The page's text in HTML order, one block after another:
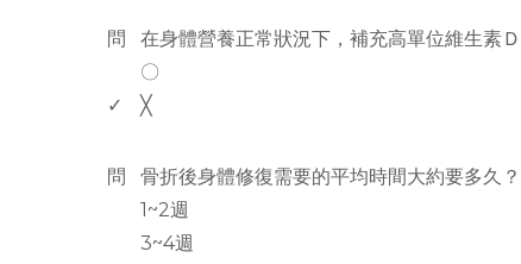
問
在身體營養正常狀況下，補充高單位維生素
〇
✓
╳
問
骨折後身體修復需要的平均時間大約要多久？
1~2週
3~4週